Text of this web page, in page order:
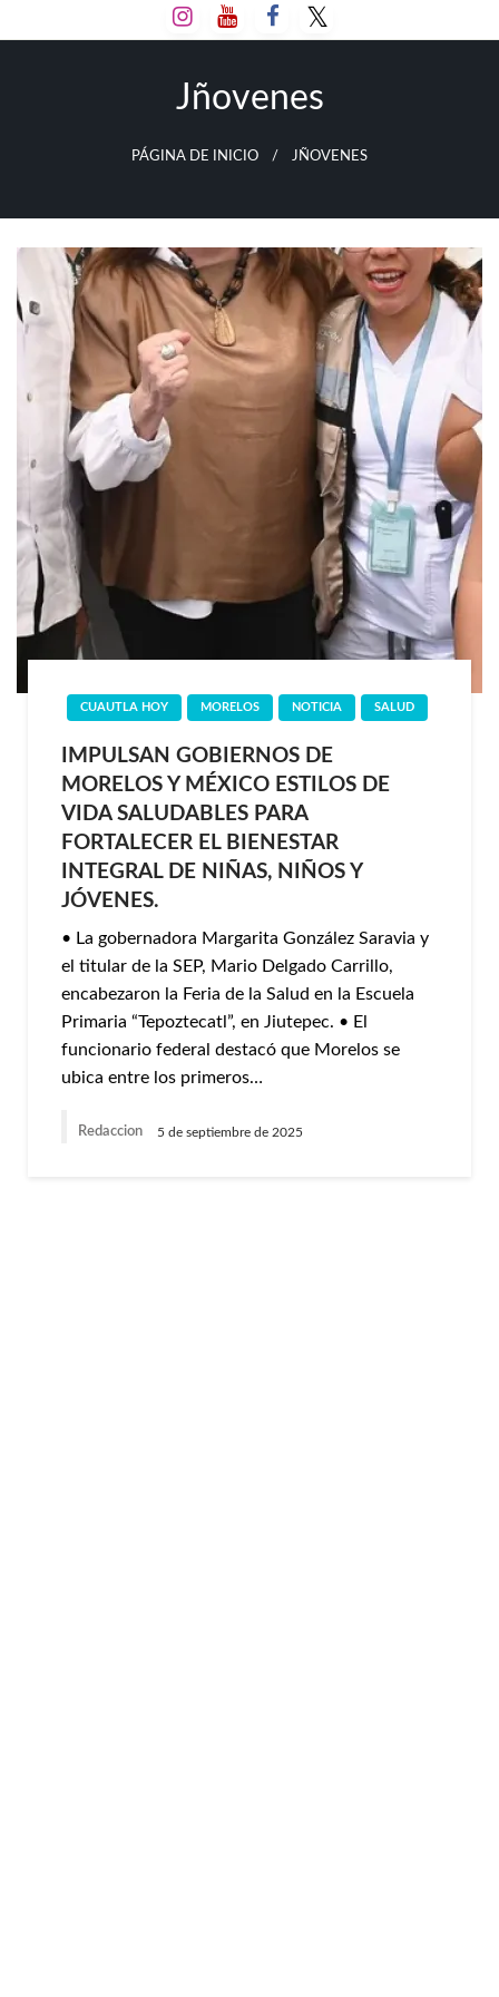
al
Jñovenes
PÁGINA DE INICIO JÑOVENES
CUAUTLA HOY MORELOS NOTICIA SALUD
IMPULSAN GOBIERNOS DE
MORELOS Y MÉXICO ESTILOS DE
VIDA SALUDABLES PARA
FORTALECER EL BIENESTAR
INTEGRAL DE NIÑAS, NIÑOS Y
JÓVENES.
• La gobernadora Margarita González Saravia y
el titular de la SEP, Mario Delgado Carrillo,
encabezaron la Feria de la Salud en la Escuela
Primaria “Tepoztecatl”, en Jiutepec. • El
funcionario federal destacó que Morelos se
ubica entre los primeros…
Redaccion 5 de septiembre de 2025